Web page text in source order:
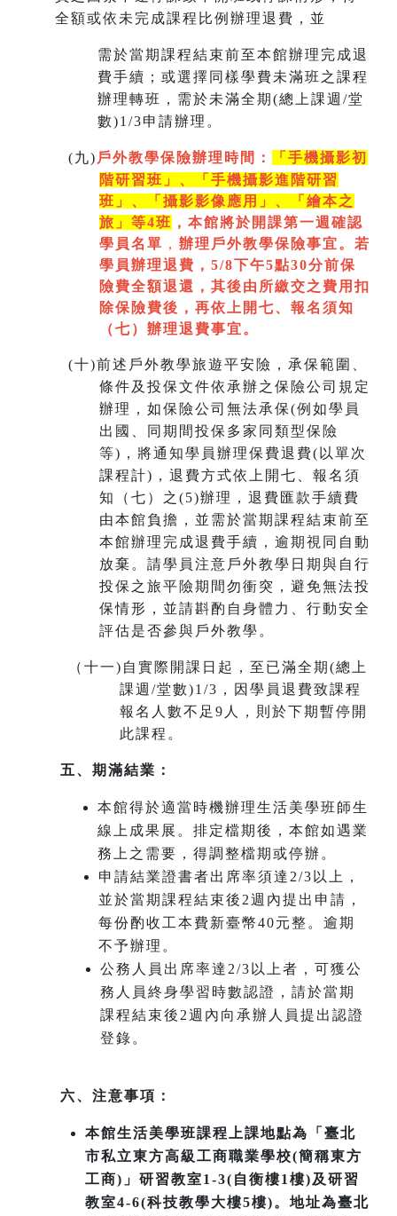
全額或依未完成課程比例辦理退費，並
需於當期課程結束前至本館辦理完成退
費手續；或選擇同樣學費未滿班之課程
辦理轉班，需於未滿全期(總上課週/堂
數)1/3申請辦理。
(九) 戶外教學保險辦理時間：
「手機攝影初
階研習班」、「手機攝影進階研習
班」、「 攝影影像應用」、「繪本之
旅」等4班 ，本館將於開課第一週 確認
學員名單 ， 辦理戶外教學保險事宜。若
學員辦理退費，5/8下午5點30分前保
險費全額退還，其後由所繳交之費用扣
除保險費後，再依上開七、 報名須知
（七）辦理退費事宜。
(十)前述戶外教學旅遊平安險，承保範圍、
條件及投保文件依承辦之保險公司規定
辦理，如保險公司無法承保(例如學員
出國、同期間投保多家同類型保險
等)，將通知學員辦理保費退費(以單次
課程計)，退費方式依上開七、報名須
知（七）之(5)辦理，退費匯款手續費
由本館負擔，並需於當期課程結束前至
本館辦理完成退費手續， 逾期視同自動
放棄 。請學員注意戶外教學日期與自行
投保之旅平險期間勿衝突，避免無法投
保情形，並請斟酌自身體力、行動安全
評估是否參與戶外教學。
（十一) 自實際開課日起，至已滿全期(總上
課週/堂數)1/3，因學員退費致課程
報名人數不足9人，則於下期暫停開
此課程。
五、期滿結業：
本館得於適當時機辦理生活美學班師生
線上成果展。排定檔期後，本館如遇業
務上之需要，得調整檔期或停辦。
申請結業證書者出席率須達2/3以上，
並於當期課程結束後2週內提出申請，
每份酌收工本費新臺幣40元整。逾期
不予辦理。
公務人員出席率達2/3以上者，可獲公
務人員終身學習時數認證，請於當期
課程結束後2週內向承辦人員提出認證
登錄。
六、注意事項：
本館生活美學班課程上課地點為「臺北
市私立東方高級工商職業學校(簡稱東方
工商)」研習教室1-3(自衡樓1樓)及研習
教室4-6(科技教學大樓5樓)。地址為臺北